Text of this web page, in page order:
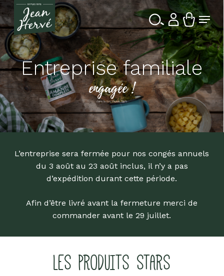
Passer
au
contenu
principalRecherche
de
produits
Menu
Entreprise familiale
engagée !
dans la Bio depuis 1976
L’entreprise sera fermée pour nos congés annuels
du 3 août au 23 août inclus, il n’y a pas
d’expédition durant cette période.
Afin d’être livré avant la fermeture merci de
commander avant le 29 juillet.
LES PRODUITS STARS
le
menu